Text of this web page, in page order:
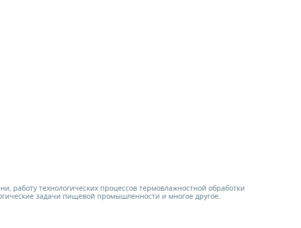
работу технологических процессов термовлажностной обработки
задачи пищевой промышленности и многое другое.